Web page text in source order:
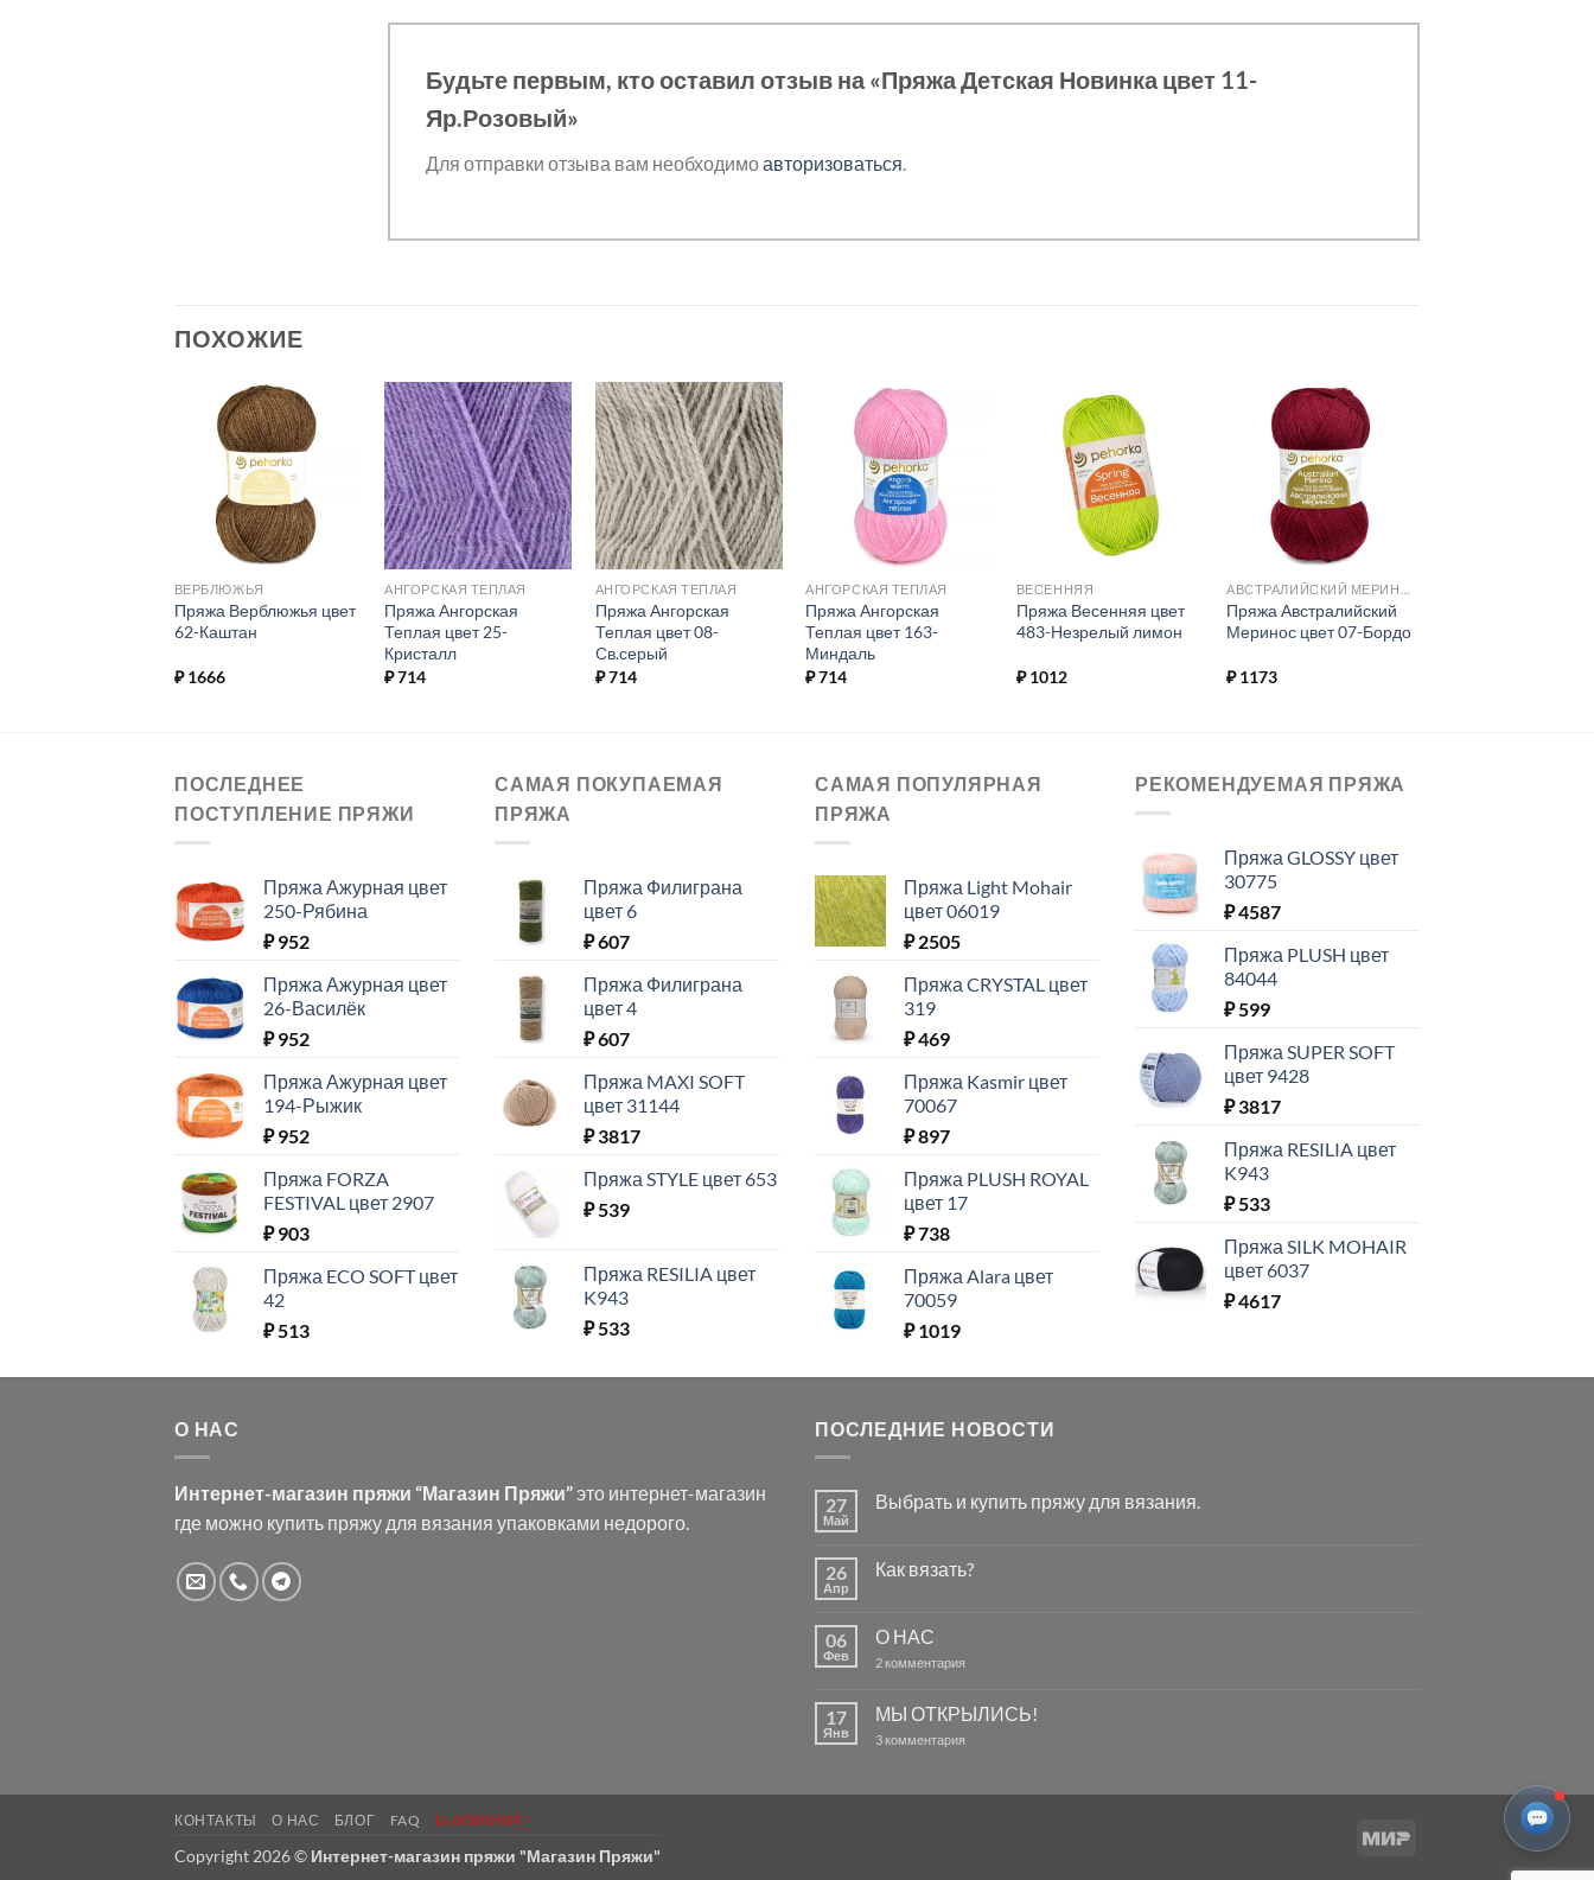
Будьте первым, кто оставил отзыв на «Пряжа Детская Новинка цвет 11-
Яр.Розовый»
Для отправки отзыва вам необходимоавторизоваться.
ПОХОЖИЕ
Добавить в
избранное.
ВЕРБЛЮЖЬЯ
Пряжа Верблюжья цвет
62-Каштан
₽1666
Добавить в
избранное.
АНГОРСКАЯ ТЕПЛАЯ
Пряжа Ангорская
Теплая цвет 25-
Кристалл
₽714
Добавить в
избранное.
АНГОРСКАЯ ТЕПЛАЯ
Пряжа Ангорская
Теплая цвет 08-
Св.серый
₽714
Добавить в
избранное.
АНГОРСКАЯ ТЕПЛАЯ
Пряжа Ангорская
Теплая цвет 163-
Миндаль
₽714
Добавить в
избранное.
ВЕСЕННЯЯ
Пряжа Весенняя цвет
483-Незрелый лимон
₽1012
Добавить в
избранное.
Пряжа Австралийский
Меринос цвет 07-Бордо
₽1173
ПОСЛЕДНЕЕ
ПОСТУПЛЕНИЕ ПРЯЖИ
Пряжа Ажурная цвет
250-Рябина
₽952
Пряжа Ажурная цвет
26-Василёк
₽952
Пряжа Ажурная цвет
194-Рыжик
₽952
Пряжа FORZA
FESTIVAL цвет 2907
₽903
Пряжа ECO SOFT цвет
42
₽513
САМАЯ ПОКУПАЕМАЯ
ПРЯЖА
Пряжа Филиграна
цвет 6
₽607
Пряжа Филиграна
цвет 4
₽607
Пряжа MAXI SOFT
цвет 31144
₽3817
Пряжа STYLE цвет 653
₽539
Пряжа RESILIA цвет
K943
₽533
САМАЯ ПОПУЛЯРНАЯ
ПРЯЖА
Пряжа Light Mohair
цвет 06019
₽2505
Пряжа CRYSTAL цвет
319
₽469
Пряжа Kasmir цвет
70067
₽897
Пряжа PLUSH ROYAL
цвет 17
₽738
Пряжа Alara цвет
70059
₽1019
РЕКОМЕНДУЕМАЯ ПРЯЖА
Пряжа GLOSSY цвет
30775
₽4587
Пряжа PLUSH цвет
84044
₽599
Пряжа SUPER SOFT
цвет 9428
₽3817
Пряжа RESILIA цвет
K943
₽533
Пряжа SILK MOHAIR
цвет 6037
₽4617
О НАС
Интернет-магазин пряжи “Магазин Пряжи”это интернет-магазин
где можно купить пряжу для вязания упаковками недорого.
ПОСЛЕДНИЕ НОВОСТИ
27
Май
Выбрать и купить пряжу для вязания.
Выбрать
для
вязания.
26
Апр
Как вязать?
Как
06
Фев
О НАС
2 комментария
НАС
17
Янв
МЫ ОТКРЫЛИСЬ!
3 комментария
Mir
КОНТАКТЫ О НАС БЛОГ FAQ ВНИМАНИЕ!
Copyright 2026 © Интернет-магазин пряжи "Магазин Пряжи"